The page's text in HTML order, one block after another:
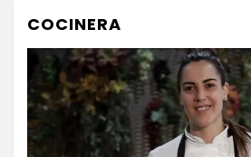
COCINERA